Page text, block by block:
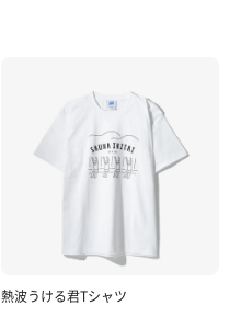
熱波うける君Tシャツ